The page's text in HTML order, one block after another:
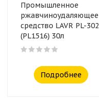
Промышленное
ржавчиноудаляющее
средство LAVR PL-302
(PL1516) 30л
Подробнее